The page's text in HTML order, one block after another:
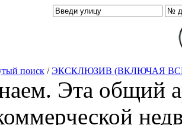
поиск /ЭКСКЛЮЗИВ (ВКЛЮЧАЯ
Эта общий